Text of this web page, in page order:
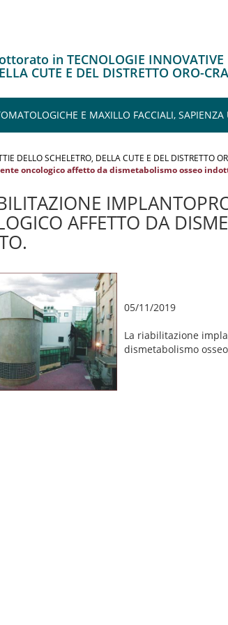
in TECNOLOGIE INNOVATIVE
CUTE E DEL DISTRETTO ORO-
E MAXILLO FACCIALI,
DELLO SCHELETRO, DELLA CUTE E DEL DISTRETTO
oncologico affetto da dismetabolismo osseo
AFFETTO DA
05/11/2019
La riabilitazione
dismetabolismo